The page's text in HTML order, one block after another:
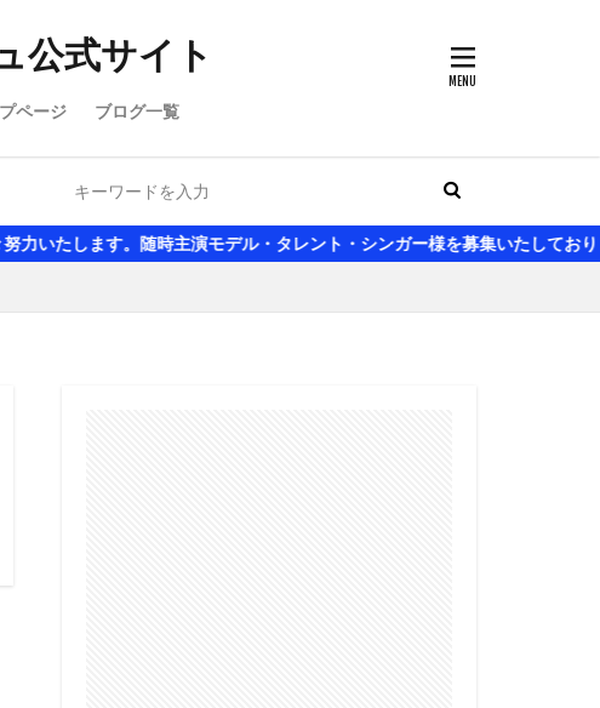
公式サイト
ページ ブログ一覧
時主演モデル・タレント・シンガー様を募集いたしております。